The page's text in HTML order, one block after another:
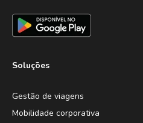
Soluções
Gestão de viagens
Mobilidade corporativa